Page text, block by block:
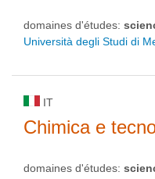
domaines d'études:
Università degli Studi di
IT
Chimica e
domaines d'études: